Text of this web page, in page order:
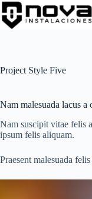
Skip
to
content
Project Style Five
Nam malesuada lacus
Nam suscipit vitae felis
ipsum felis aliquam.
Praesent malesuada